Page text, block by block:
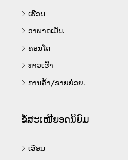
ເຮືອນ
ອາພາດເມັນ.
ຄອນໂດ
ທາວເຮົ້າ
ການຄ້າ/ຂາຍຍ່ອຍ.
ຂໍ້ສະເໜີຍອດນິຍົມ
ເຮືອນ